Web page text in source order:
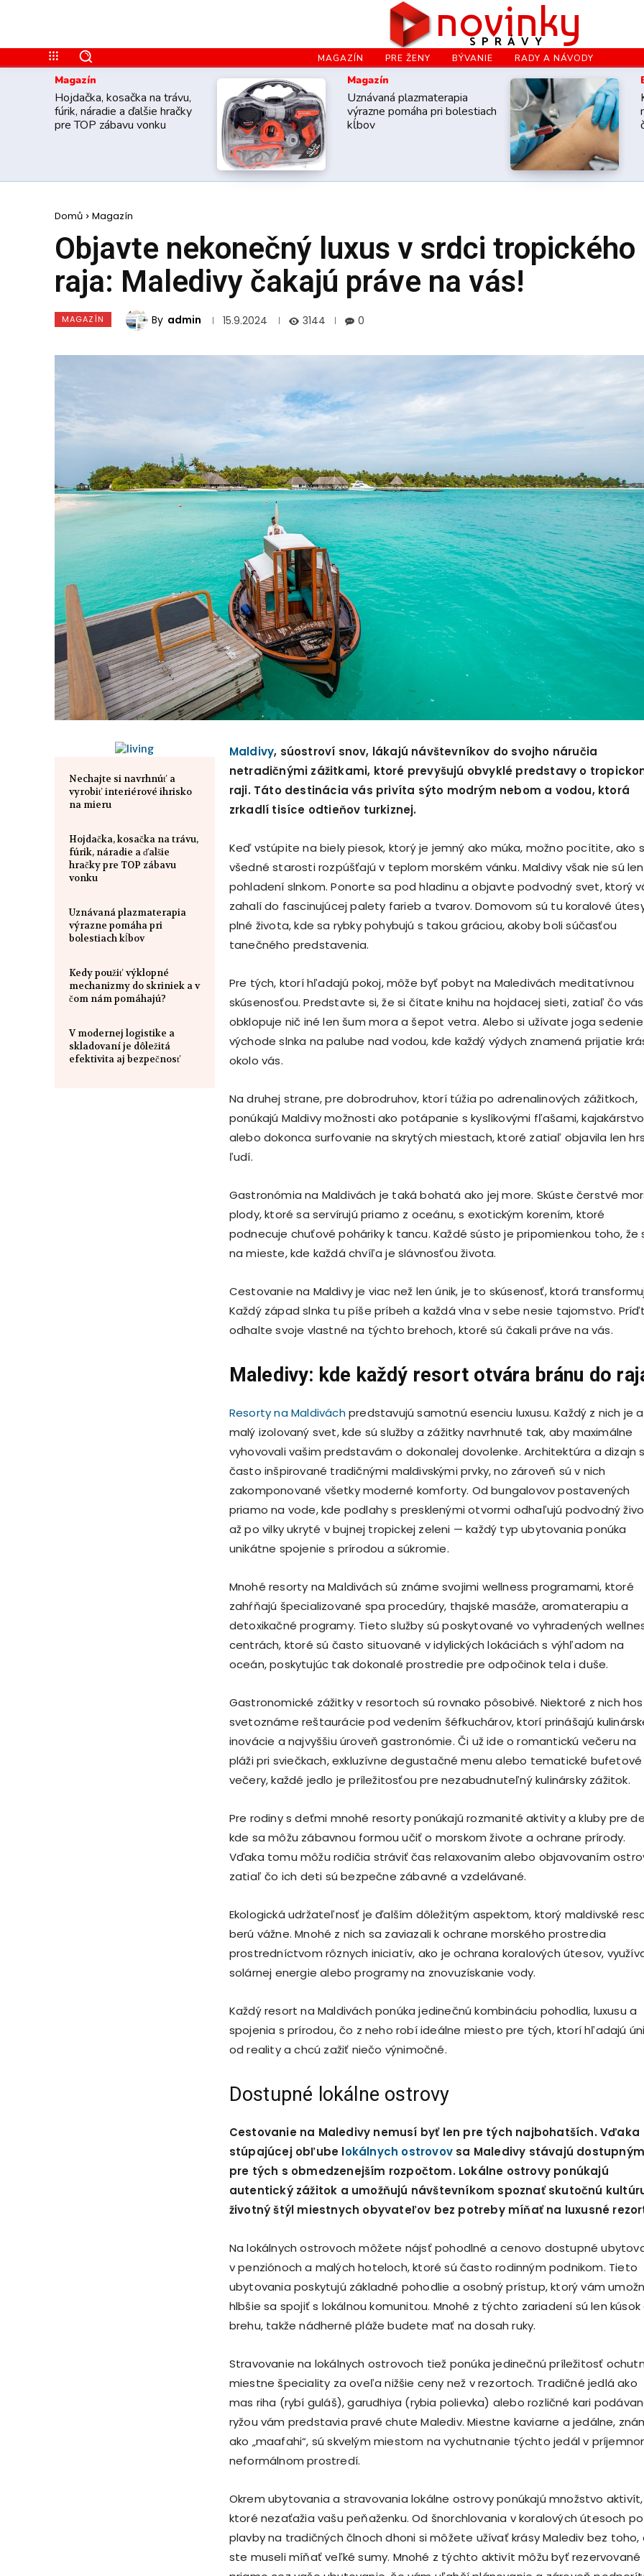
novinky
SPRÁVY
MAGAZÍN PRE ŽENY BÝVANIE RADY A NÁVODY
Magazín
Hojdačka, kosačka na trávu,
fúrik, náradie a ďalšie hračky
pre TOP zábavu vonku
Magazín
Uznávaná plazmaterapia
výrazne pomáha pri bolestiach
kĺbov
Domů Magazín
Objavte nekonečný luxus v srdci tropického
raja: Maledivy čakajú práve na vás!
MAGAZÍN By admin 15.9.2024 3144 0
Nechajte si navrhnúť a
vyrobiť interiérové ​​ihrisko
na mieru
Hojdačka, kosačka na trávu,
fúrik, náradie a ďalšie
hračky pre TOP zábavu
vonku
Uznávaná plazmaterapia
výrazne pomáha pri
bolestiach kĺbov
Kedy použiť výklopné
mechanizmy do skriniek a v
čom nám pomáhajú?
V modernej logistike a
skladovaní je dôležitá
efektivita aj bezpečnosť
Maldivy, súostroví snov, lákajú návštevníkov do svojho náručia
netradičnými zážitkami, ktoré prevyšujú obvyklé predstavy o
raji. Táto destinácia vás privíta sýto modrým nebom a vodou, ktorá
zrkadlí tisíce odtieňov turkiznej.
Keď vstúpite na biely piesok, ktorý je jemný ako múka, možno pocítite, ako
všedné starosti rozpúšťajú v teplom morském vánku. Maldivy však nie sú
pohladení slnkom. Ponorte sa pod hladinu a objavte podvodný svet, ktorý
zahalí do fascinujúcej palety farieb a tvarov. Domovom sú tu koralové
plné života, kde sa rybky pohybujú s takou gráciou, akoby boli súčasťou
tanečného predstavenia.
Pre tých, ktorí hľadajú pokoj, môže byť pobyt na Maledivách meditatívnou
skúsenosťou. Predstavte si, že si čítate knihu na hojdacej sieti, zatiaľ čo vás
obklopuje nič iné len šum mora a šepot vetra. Alebo si užívate joga
východe slnka na palube nad vodou, kde každý výdych znamená prijatie
okolo vás.
Na druhej strane, pre dobrodruhov, ktorí túžia po adrenalinových zážitkoch,
ponúkajú Maldivy možnosti ako potápanie s kyslíkovými fľašami, kajakárstvo
alebo dokonca surfovanie na skrytých miestach, ktoré zatiaľ objavila len
ľudí.
Gastronómia na Maldivách je taká bohatá ako jej more. Skúste čerstvé
plody, ktoré sa servírujú priamo z oceánu, s exotickým korením, ktoré
podnecuje chuťové poháriky k tancu. Každé sústo je pripomienkou toho, že
na mieste, kde každá chvíľa je slávnosťou života.
Cestovanie na Maldivy je viac než len únik, je to skúsenosť, ktorá
Každý západ slnka tu píše príbeh a každá vlna v sebe nesie tajomstvo.
odhalte svoje vlastné na týchto brehoch, ktoré sú čakali práve na vás.
Maledivy: kde každý resort otvára bránu do r
Resorty na Maldiváchpredstavujú samotnú esenciu luxusu. Každý z nich je
malý izolovaný svet, kde sú služby a zážitky navrhnuté tak, aby maximálne
vyhovovali vašim predstavám o dokonalej dovolenke. Architektúra a dizajn
často inšpirované tradičnými maldivskými prvky, no zároveň sú v nich
zakomponované všetky moderné komforty. Od bungalovov postavených
priamo na vode, kde podlahy s presklenými otvormi odhaľujú podvodný
až po vilky ukryté v bujnej tropickej zeleni — každý typ ubytovania ponúka
unikátne spojenie s prírodou a súkromie.
Mnohé resorty na Maldivách sú známe svojimi wellness programami, ktoré
zahŕňajú špecializované spa procedúry, thajské masáže, aromaterapiu a
detoxikačné programy. Tieto služby sú poskytované vo vyhradených
centrách, ktoré sú často situované v idylických lokáciách s výhľadom na
oceán, poskytujúc tak dokonalé prostredie pre odpočinok tela i duše.
Gastronomické zážitky v resortoch sú rovnako pôsobivé. Niektoré z nich
svetoznáme reštaurácie pod vedením šéfkuchárov, ktorí prinášajú
inovácie a najvyššiu úroveň gastronómie. Či už ide o romantickú večeru na
pláži pri sviečkach, exkluzívne degustačné menu alebo tematické bufetové
večery, každé jedlo je príležitosťou pre nezabudnuteľný kulinársky zážitok.
Pre rodiny s deťmi mnohé resorty ponúkajú rozmanité aktivity a kluby pre
kde sa môžu zábavnou formou učiť o morskom živote a ochrane prírody.
Vďaka tomu môžu rodičia stráviť čas relaxovaním alebo objavovaním
zatiaľ čo ich deti sú bezpečne zábavné a vzdelávané.
Ekologická udržateľnosť je ďalším dôležitým aspektom, ktorý maldivské
berú vážne. Mnohé z nich sa zaviazali k ochrane morského prostredia
prostredníctvom rôznych iniciatív, ako je ochrana koralových útesov,
solárnej energie alebo programy na znovuzískanie vody.
Každý resort na Maldivách ponúka jedinečnú kombináciu pohodlia, luxusu a
spojenia s prírodou, čo z neho robí ideálne miesto pre tých, ktorí hľadajú
od reality a chcú zažiť niečo výnimočné.
Dostupné lokálne ostrovy
Cestovanie na Maledivy nemusí byť len pre tých najbohatších. Vďaka
stúpajúcej obľube lokálnych ostrovovsa Maledivy stávajú
pre tých s obmedzenejším rozpočtom. Lokálne ostrovy ponúkajú
autentický zážitok a umožňujú návštevníkom spoznať skutočnú
životný štýl miestnych obyvateľov bez potreby míňať na luxusné
Na lokálnych ostrovoch môžete nájsť pohodlné a cenovo dostupné
v penziónoch a malých hoteloch, ktoré sú často rodinným podnikom. Tieto
ubytovania poskytujú základné pohodlie a osobný prístup, ktorý vám
hlbšie sa spojiť s lokálnou komunitou. Mnohé z týchto zariadení sú len kúsok
brehu, takže nádherné pláže budete mať na dosah ruky.
Stravovanie na lokálnych ostrovoch tiež ponúka jedinečnú príležitosť
miestne špeciality za oveľa nižšie ceny než v rezortoch. Tradičné jedlá ako
mas riha (rybí guláš), garudhiya (rybia polievka) alebo rozličné kari
ryžou vám predstavia pravé chute Malediv. Miestne kaviarne a jedálne,
ako „maafahi“, sú skvelým miestom na vychutnanie týchto jedál v
neformálnom prostredí.
Okrem ubytovania a stravovania lokálne ostrovy ponúkajú množstvo aktivít,
ktoré nezaťažia vašu peňaženku. Od šnorchlovania v koralových útesoch po
plavby na tradičných člnoch dhoni si môžete užívať krásy Malediv bez toho,
ste museli míňať veľké sumy. Mnohé z týchto aktivít môžu byť rezervované